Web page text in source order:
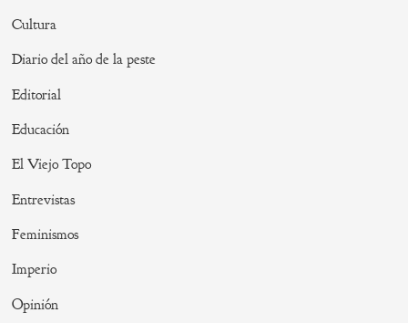
Cultura
Diario del año de la peste
Editorial
Educación
El Viejo Topo
Entrevistas
Feminismos
Imperio
Opinión